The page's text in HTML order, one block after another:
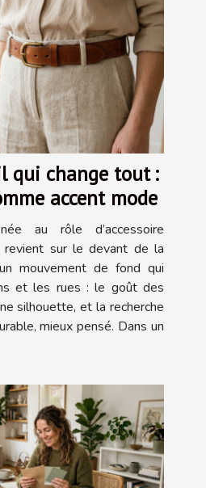
qui change tout :
accent mode
au rôle d’accessoire
revient sur le devant de la
mouvement de fond qui
et les rues : le goût des
silhouette, et la recherche
mieux pensé. Dans un